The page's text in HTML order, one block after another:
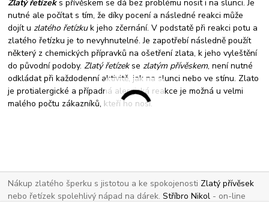
Zlatý řetízeks přívěskem se dá bez problému nosit i na slunci. Je
nutné ale počítat s tím, že díky pocení a následné reakci může
dojít uzlatého řetízkuk jeho zčernání. V podstatě při reakci potu a
zlatého řetízku je to nevyhnutelné. Je zapotřebí následně použít
některý z chemických přípravků na ošetření zlata, k jeho vyleštění
do původní podoby.Zlatý řetízeksezlatým přívěskem, není nutné
odkládat při každodenní aktivitě, jak na slunci nebo ve stínu. Zlato
je protialergické a případná alergická reakce je možná u velmi
malého počtu zákazníků, kteří ho nosí.
Nákup zlatého šperku s jistotou a ke spokojenosti Zlatý přívěsek
nebo řetízek spolehlivý nápad na dárek.Stříbro Nikol - on-line